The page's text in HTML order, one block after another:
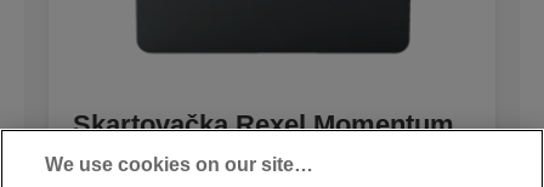
Skartovačka Rexel Momentum
We use cookies on our site…